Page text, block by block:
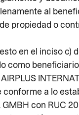
al
propiedad o
en el inciso
como
a lo
GMBH con